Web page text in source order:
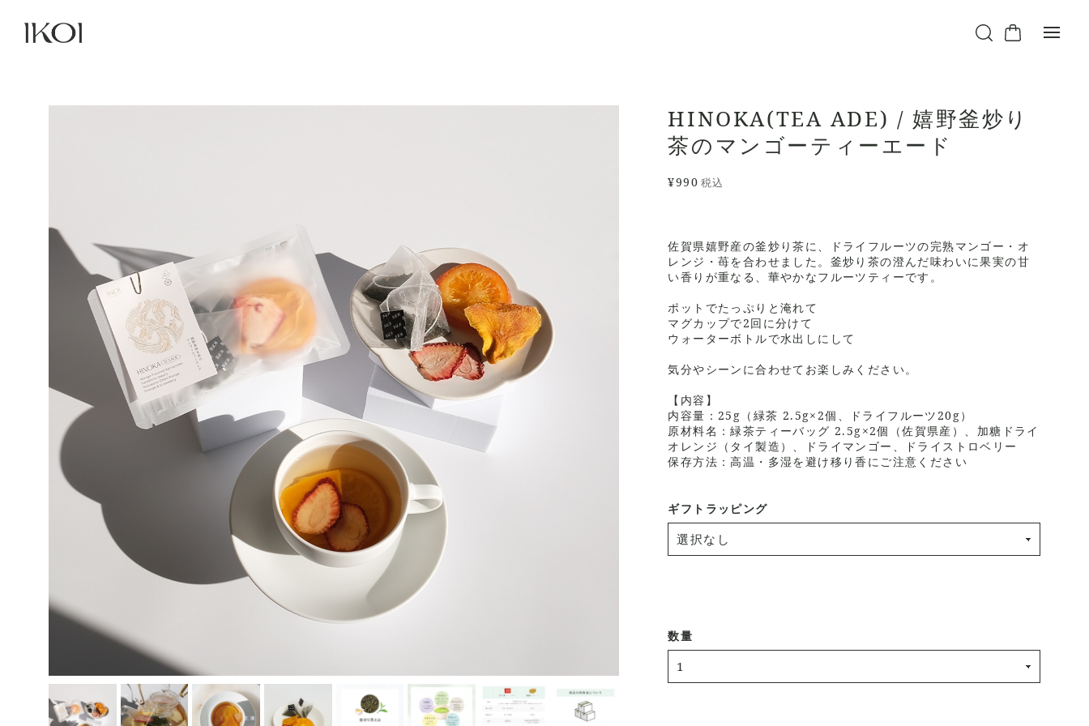
HINOKA(TEA ADE) / 嬉野釜炒り
茶のマンゴーティーエード
¥990 税込
佐賀県嬉野産の釜炒り茶に、ドライフルーツの完熟マンゴー・オ
レンジ・苺を合わせました。釜炒り茶の澄んだ味わいに果実の甘
い香りが重なる、華やかなフルーツティーです。
ポットでたっぷりと淹れて
マグカップで2回に分けて
ウォーターボトルで水出しにして
気分やシーンに合わせてお楽しみください。
【内容】
内容量：25g（緑茶 2.5g×2個、ドライフルーツ20g）
原材料名：緑茶ティーバッグ 2.5g×2個（佐賀県産）、加糖ドライ
オレンジ（タイ製造）、ドライマンゴー、ドライストロベリー
保存方法：高温・多湿を避け移り香にご注意ください
ギフトラッピング
数量